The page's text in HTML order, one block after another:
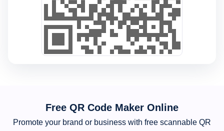
Free QR Code Maker Online
Promote your brand or business with free scannable QR